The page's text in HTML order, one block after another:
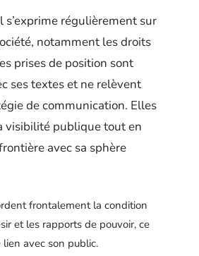
s’exprime régulièrement sur
notamment les droits
prises de position sont
ses textes et ne relèvent
de communication. Elles
visibilité publique tout en
avec sa sphère
frontalement la condition
et les rapports de pouvoir, ce
avec son public.